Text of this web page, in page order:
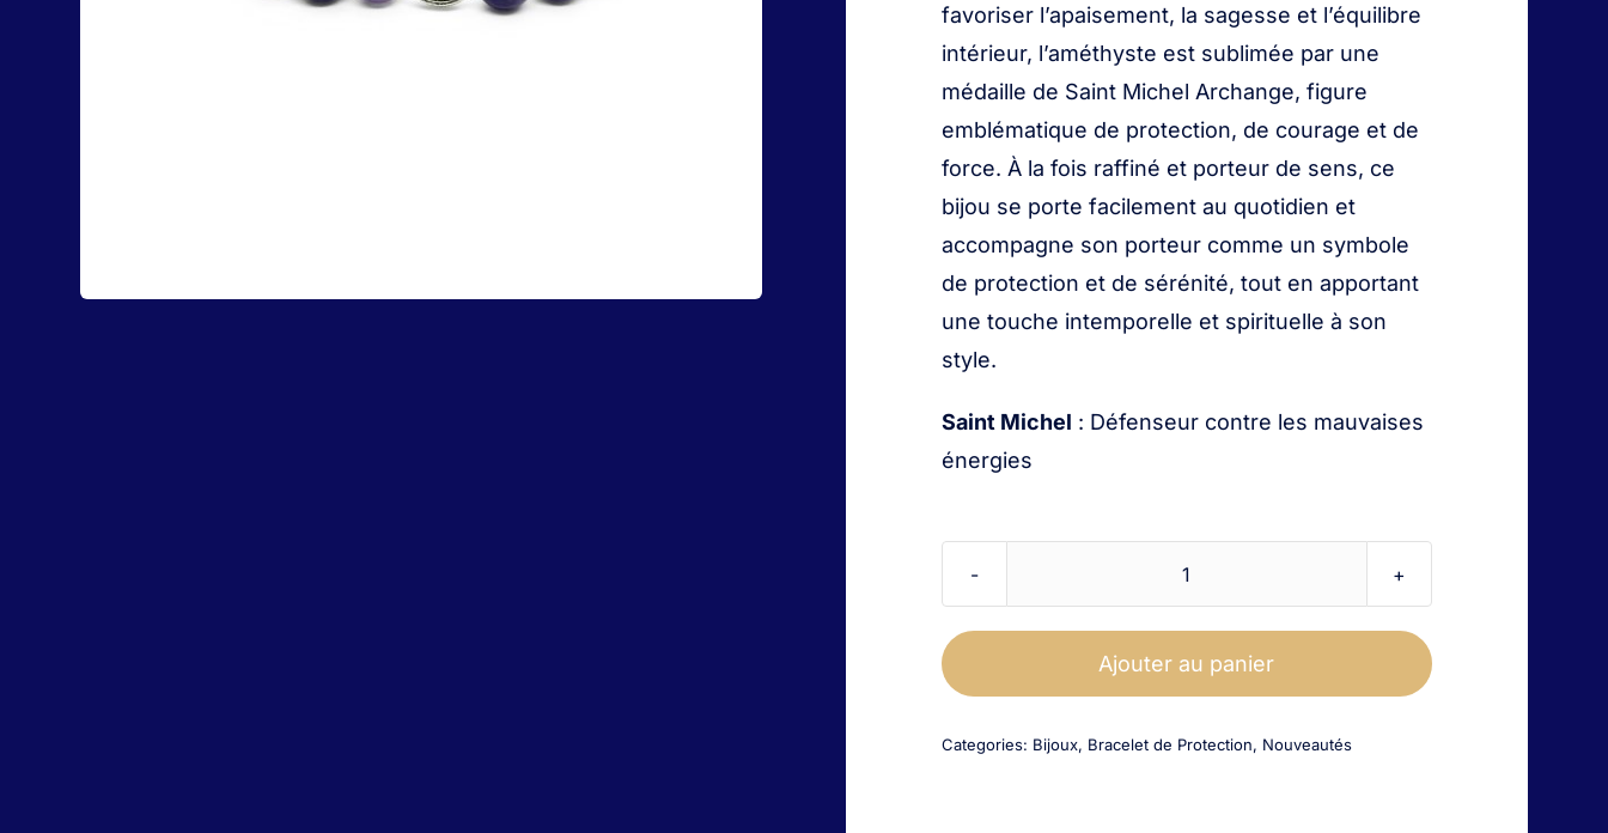
favoriser l’apaisement, la sagesse et l’équilibre
intérieur, l’améthyste est sublimée par une
médaille de Saint Michel Archange, figure
emblématique de protection, de courage et de
force. À la fois raffiné et porteur de sens, ce
bijou se porte facilement au quotidien et
accompagne son porteur comme un symbole
de protection et de sérénité, tout en apportant
une touche intemporelle et spirituelle à son
style.
Saint Michel : Défenseur contre les mauvaises
énergies
quantité
Bracelet
et
Ajouter au panier
Categories: Bijoux, Bracelet de Protection, Nouveautés